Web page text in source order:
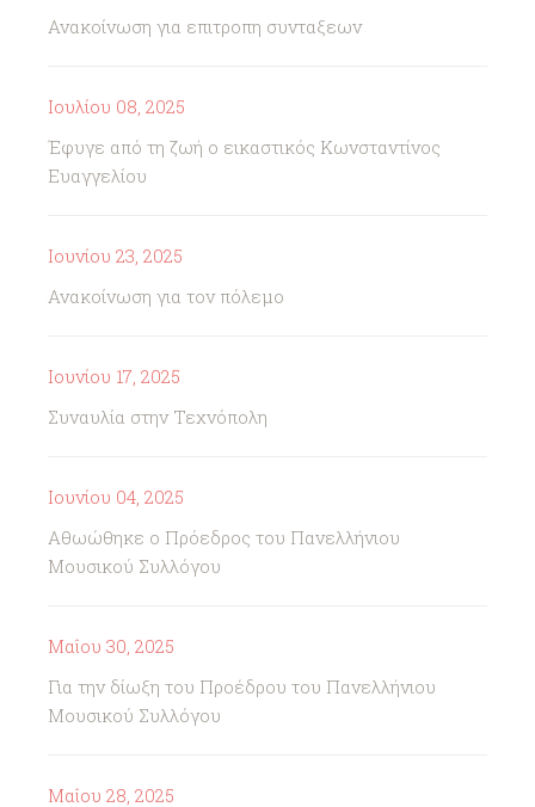
Ανακοίνωση για επιτροπη συνταξεων
Ιουλίου 08, 2025
Έφυγε από τη ζωή ο εικαστικός Κωνσταντίνος
Ευαγγελίου
Ιουνίου 23, 2025
Ανακοίνωση για τον πόλεμο
Ιουνίου 17, 2025
Συναυλία στην Τεχνόπολη
Ιουνίου 04, 2025
Αθωώθηκε ο Πρόεδρος του Πανελλήνιου
Μουσικού Συλλόγου
Μαΐου 30, 2025
Για την δίωξη του Προέδρου του Πανελλήνιου
Μουσικού Συλλόγου
Μαΐου 28, 2025